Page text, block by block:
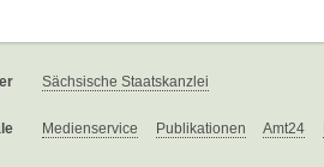
Sächsische Staatskanzlei
Medienservice Publikationen Amt24